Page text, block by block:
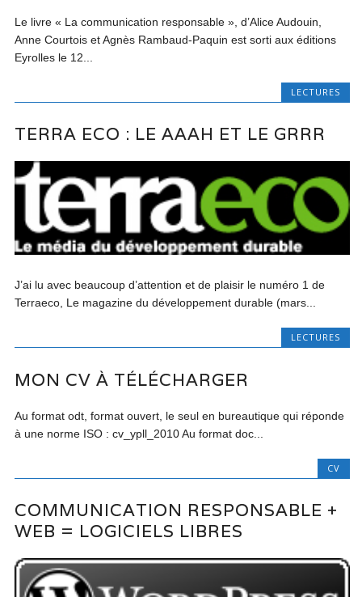
Le livre « La communication responsable », d’Alice Audouin,
Anne Courtois et Agnès Rambaud-Paquin est sorti aux éditions
Eyrolles le 12...
LECTURES
TERRA ECO : LE AAAH ET LE GRRR
J’ai lu avec beaucoup d’attention et de plaisir le numéro 1 de
Terraeco, Le magazine du développement durable (mars...
LECTURES
MON CV À TÉLÉCHARGER
Au format odt, format ouvert, le seul en bureautique qui réponde
à une norme ISO : cv_ypll_2010 Au format doc...
CV
COMMUNICATION RESPONSABLE +
WEB = LOGICIELS LIBRES